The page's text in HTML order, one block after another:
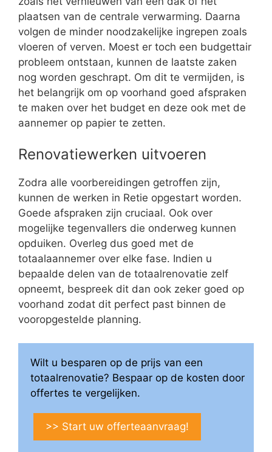
plaatsen van de centrale verwarming. Daarna
volgen de minder noodzakelijke ingrepen zoals
vloeren of verven. Moest er toch een budgettair
probleem ontstaan, kunnen de laatste zaken
nog worden geschrapt. Om dit te vermijden, is
het belangrijk om op voorhand goed afspraken
te maken over het budget en deze ook met de
aannemer op papier te zetten.
Renovatiewerken uitvoeren
Zodra alle voorbereidingen getroffen zijn,
kunnen de werken in Retie opgestart worden.
Goede afspraken zijn cruciaal. Ook over
mogelijke tegenvallers die onderweg kunnen
opduiken. Overleg dus goed met de
totaalaannemer over elke fase. Indien u
bepaalde delen van de totaalrenovatie zelf
opneemt, bespreek dit dan ook zeker goed op
voorhand zodat dit perfect past binnen de
vooropgestelde planning.
Wilt u besparen op de prijs van een
totaalrenovatie? Bespaar op de kosten door
offertes te vergelijken.
>> Start uw offerteaanvraag!